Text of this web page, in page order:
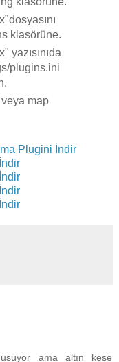
"dosyasını
klasörüne.
yazısınıda
plugins.ini
map
Plugini İndir
ama altın kese